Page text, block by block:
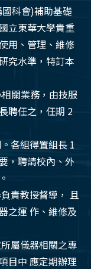
科會)補助基礎
立東華大學貴重
用、管理、維修
究水準，特訂本
關業務，由技服
聘任之，任期 2
各組得置組長 1
，聘請校內、外
責教授督導， 且
之運 作、維修及
屬儀器相關之專
目中 應定期辦理